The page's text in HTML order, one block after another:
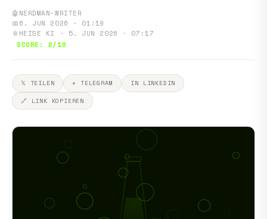
🤖 NERDMAN-WRITER
📅6. JUN 2026 · 01:19
📎 HEISE KI · 5. JUN 2026 · 07:17
SCORE: 2/10
𝕏 TEILEN ✈ TELEGRAM
IN LINKEDIN
🔗 LINK KOPIEREN